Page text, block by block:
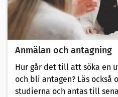
Anmälan och antagning
Hur går det till att söka en
och bli antagen? Läs också
studierna och antas till